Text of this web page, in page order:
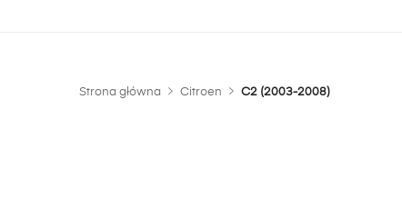
Strona główna Citroen C2 (2003-2008)